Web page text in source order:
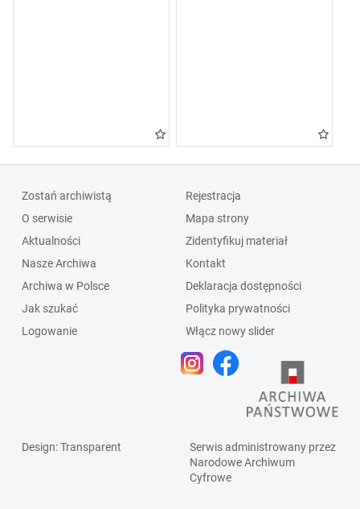
Zostań archiwistą
O serwisie
Aktualności
Nasze Archiwa
Archiwa w Polsce
Jak szukać
Logowanie
Rejestracja
Mapa strony
Zidentyfikuj materiał
Kontakt
Deklaracja dostępności
Polityka prywatności
Włącz nowy slider
Design: Transparent
Serwis administrowany przez
Narodowe Archiwum
Cyfrowe